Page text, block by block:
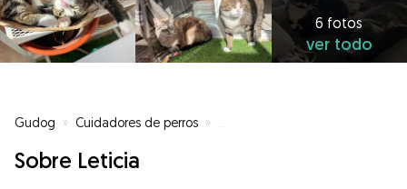
6 fotos
ver todo
Gudog » Cuidadores de perros »
Sobre Leticia